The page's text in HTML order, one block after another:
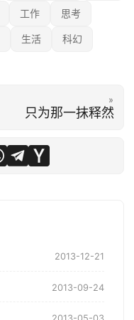
工作 思考
生活 科幻
»
只为那一抹释然
2013-12-21
2013-09-24